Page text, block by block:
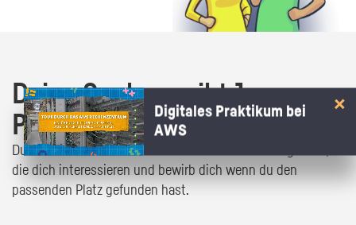
Deine Suche ergibt 1
Praktikumsangebot!
Du bist fast da! Klick dich durch die Praktikumsangebote,
die dich interessieren und bewirb dich wenn du den
passenden Platz gefunden hast.
Digitales Praktikum bei
AWS